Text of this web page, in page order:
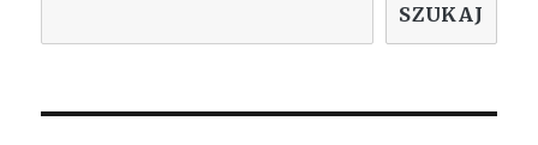
SZUKAJ